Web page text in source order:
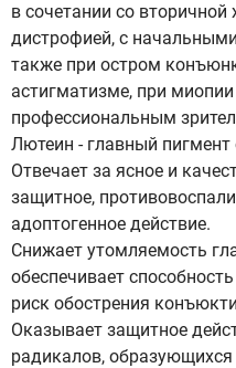
в сочетании со вторичной
дистрофией, с
также при остром
астигматизме, при
профессиональным
Лютеин - главный пигмент
Отвечает за ясное и
защитное,
адоптогенное действие.
Снижает утомляемость
обеспечивает
риск обострения
Оказывает защитное
радикалов,